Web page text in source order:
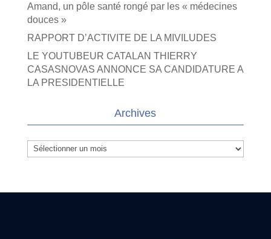
Amand, un pôle santé rongé par les « médecines
douces »
RAPPORT D’ACTIVITE DE LA MIVILUDES
LE YOUTUBEUR CATALAN THIERRY
CASASNOVAS ANNONCE SA CANDIDATURE A
LA PRESIDENTIELLE
Archives
Archives